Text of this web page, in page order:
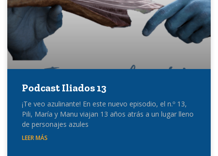
Podcast Iliados 13
¡Te veo azulinante! En este nuevo episodio, el n.º 13,
Pili, María y Manu viajan 13 años atrás a un lugar lleno
de personajes azules
LEER MÁS